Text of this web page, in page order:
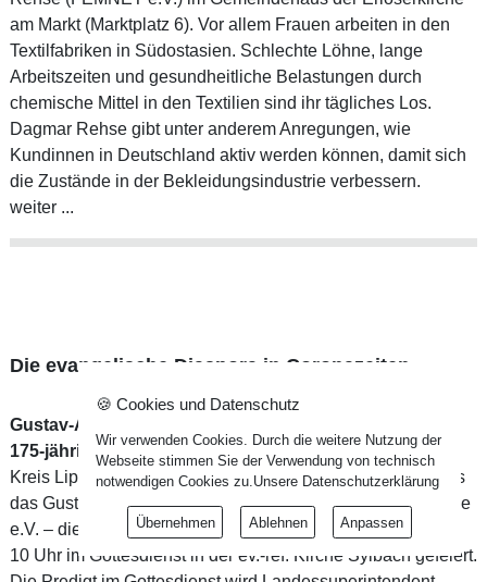
am Markt (Marktplatz 6). Vor allem Frauen arbeiten in den
Textilfabriken in Südostasien. Schlechte Löhne, lange
Arbeitszeiten und gesundheitliche Belastungen durch
chemische Mittel in den Textilien sind ihr tägliches Los.
Dagmar Rehse gibt unter anderem Anregungen, wie
Kundinnen in Deutschland aktiv werden können, damit sich
die Zustände in der Bekleidungsindustrie verbessern.
weiter ...
Die evangelische Diaspora in Coronazeiten
Gustav-Adolf-Werk der Lippischen Landeskirche feiert
175-jähriges Jubiläum
Kreis Lippe/Bad Salzuflen-Sylbach. Seit 175 Jahren gibt es
das Gustav-Adolf-Werk (GAW) der Lippischen Landeskirche
e.V. – dieses Jubiläum wird am Sonntag, 1. November, um
10 Uhr im Gottesdienst in der ev.-ref. Kirche Sylbach gefeiert.
🍪 Cookies und Datenschutz
Wir verwenden Cookies. Durch die weitere Nutzung der
Webseite stimmen Sie der Verwendung von technisch
notwendigen Cookies zu.Unsere Datenschutzerklärung
Übernehmen Ablehnen Anpassen